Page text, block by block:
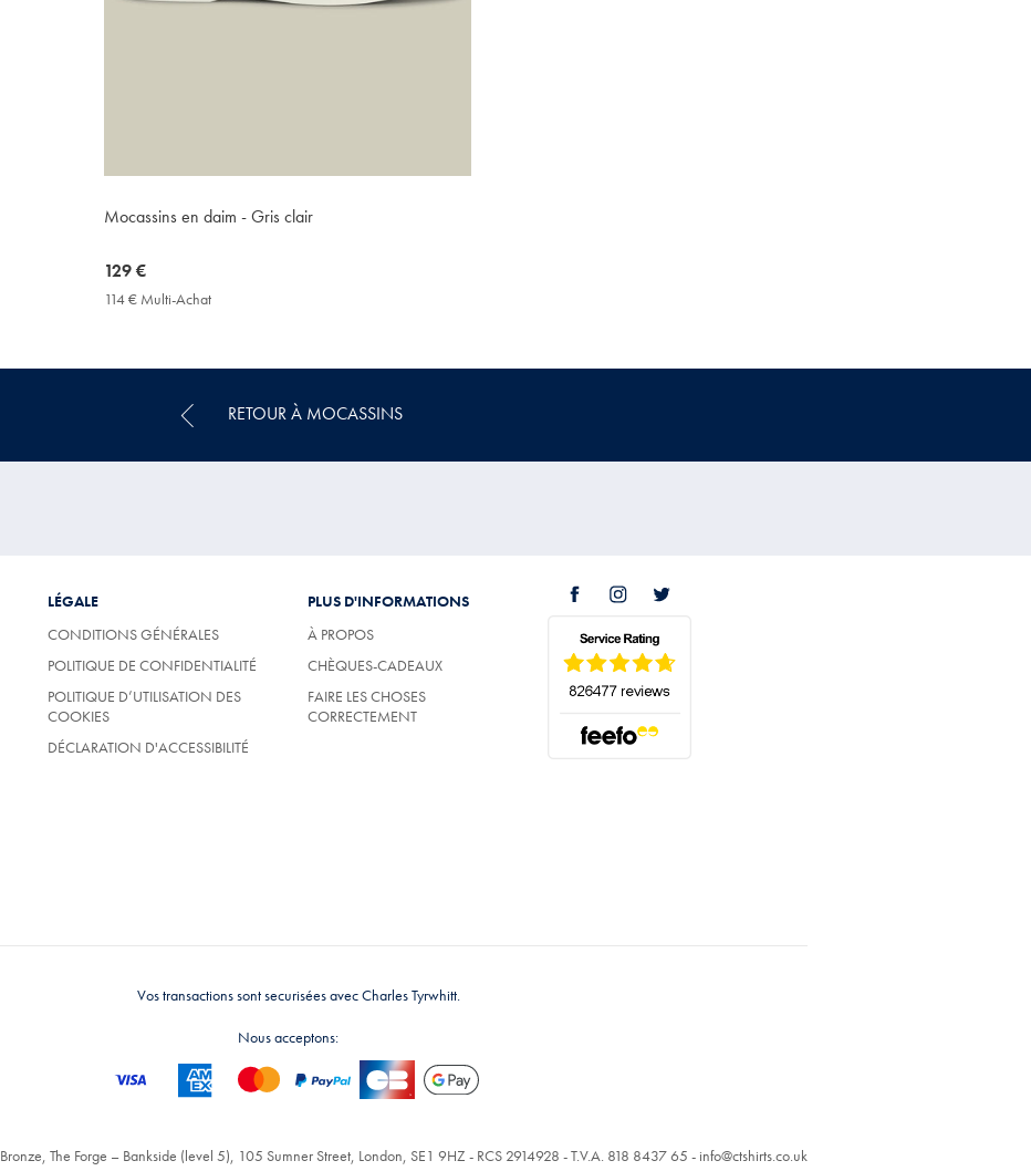
Mocassins en daim - Gris clair
now
129
129 €
114 € Multi-Achat
RETOUR À MOCASSINS
LÉGALE
CONDITIONS GÉNÉRALES
POLITIQUE DE CONFIDENTIALITÉ
POLITIQUE D’UTILISATION DES
COOKIES
DÉCLARATION D'ACCESSIBILITÉ
PLUS D'INFORMATIONS
À PROPOS
CHÈQUES-CADEAUX
FAIRE LES CHOSES
CORRECTEMENT
Vos transactions sont securisées avec Charles Tyrwhitt.
Nous acceptons:
Bronze, The Forge – Bankside (level 5), 105 Sumner Street, London, SE1 9HZ - RCS 2914928 - T.V.A. 818 8437 65 - info@ctshirts.co.uk